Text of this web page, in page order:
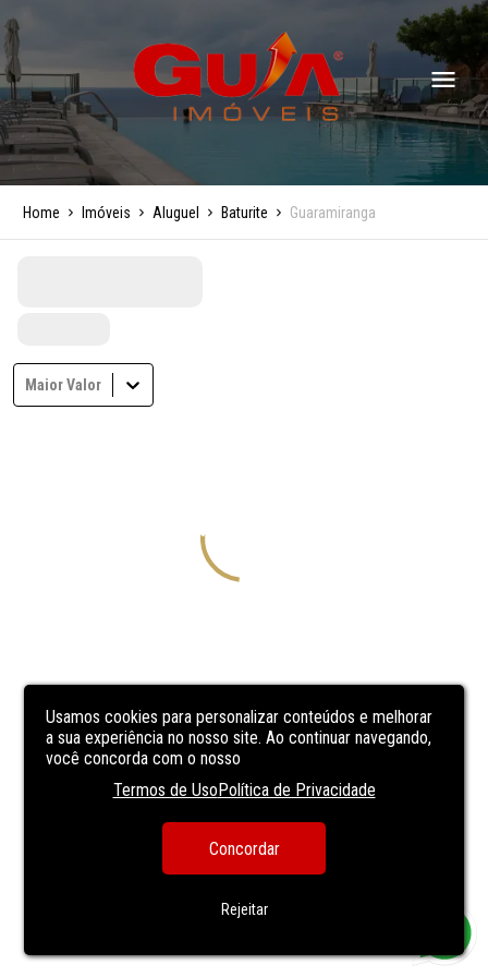
Usamos cookies para personalizar conteúdos e melhorar
a sua experiência no nosso site. Ao continuar navegando,
você concorda com o nosso
Termos de UsoPolítica de Privacidade
Concordar
Rejeitar
Home Imóveis Aluguel Baturite Guaramiranga
Maior Valor